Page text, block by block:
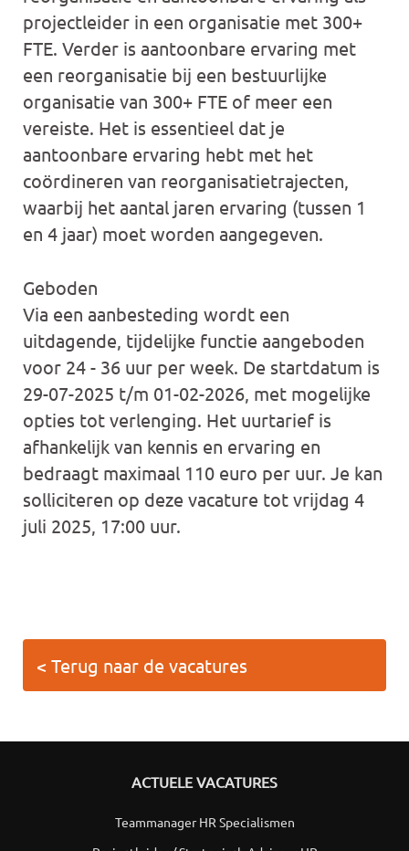
projectleider in een organisatie met 300+
FTE. Verder is aantoonbare ervaring met
een reorganisatie bij een bestuurlijke
organisatie van 300+ FTE of meer een
vereiste. Het is essentieel dat je
aantoonbare ervaring hebt met het
coördineren van reorganisatietrajecten,
waarbij het aantal jaren ervaring (tussen 1
en 4 jaar) moet worden aangegeven.
Geboden
Via een aanbesteding wordt een
uitdagende, tijdelijke functie aangeboden
voor 24 - 36 uur per week. De startdatum is
29-07-2025 t/m 01-02-2026, met mogelijke
opties tot verlenging. Het uurtarief is
afhankelijk van kennis en ervaring en
bedraagt maximaal 110 euro per uur. Je kan
solliciteren op deze vacature tot vrijdag 4
juli 2025, 17:00 uur.
< Terug naar de vacatures
ACTUELE VACATURES
Teammanager HR Specialismen